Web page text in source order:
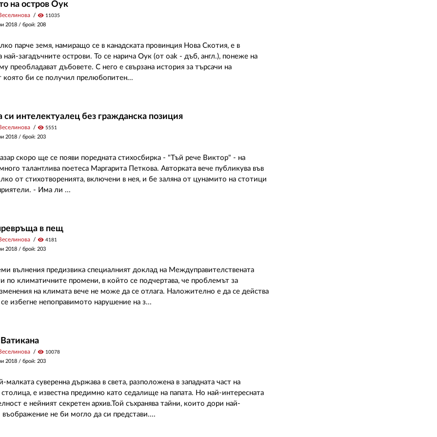
на остров Оук
visibility 11035
2018 / брой: 208
парче земя, намиращо се в канадската провинция Нова Скотия, е в
най-загадъчните острови. То се нарича Оук (от oak - дъб, англ.), понеже на
преобладават дъбовете. С него е свързана история за търсачи на
която би се получил прелюбопитен...
интелектуалец без гражданска позиция
visibility 5551
2018 / брой: 203
скоро ще се появи поредната стихосбирка - "Тъй рече Виктор" - на
талантлива поетеса Маргарита Петкова. Авторката вече публикува във
от стихотворенията, включени в нея, и бе заляна от цунамито на стотици
- Има ли ...
в пещ
visibility 4181
2018 / брой: 203
вълнения предизвика специалният доклад на Междуправителствената
по климатичните промени, в който се подчертава, че проблемът за
на климата вече не може да се отлага. Наложително е да се действа
се избегне непоправимото нарушение на з...
visibility 10078
2018 / брой: 203
малката суверенна държава в света, разположена в западната част на
столица, е известна предимно като седалище на папата. Но най-интересната
е нейният секретен архив.Той съхранява тайни, които дори най-
въображение не би могло да си представи....